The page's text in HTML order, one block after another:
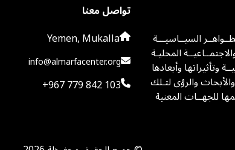
تواصل معنا
Yemen, Mukalla
info@almarfacenter.org
+967 779 842 103
السيــاسيـــة
المحليـة
وتأثيراتها وأبعادها
والرؤى لتـلك
للجهــات المعنية